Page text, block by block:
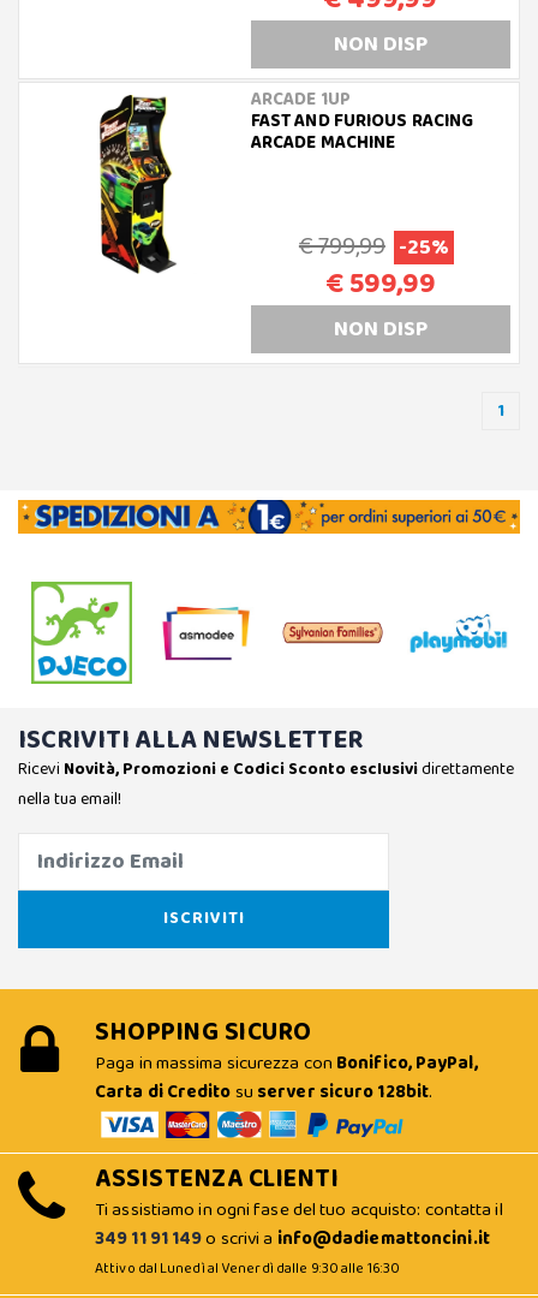
NON DISP
ARCADE 1UP
FAST AND FURIOUS RACING
ARCADE MACHINE
€ 799,99 -25%
€ 599,99
NON DISP
1
ISCRIVITI ALLA NEWSLETTER
Ricevi Novità, Promozioni e Codici Sconto esclusividirettamente
nella tua email!
SHOPPING SICURO
Paga in massima sicurezza con Bonifico, PayPal,
Carta di Creditosu server sicuro 128bit.
ASSISTENZA CLIENTI
Ti assistiamo in ogni fase del tuo acquisto: contatta il
349 11 91 149o scrivi a info@dadiemattoncini.it
Attivo dal Lunedì al Venerdì dalle 9:30 alle 16:30